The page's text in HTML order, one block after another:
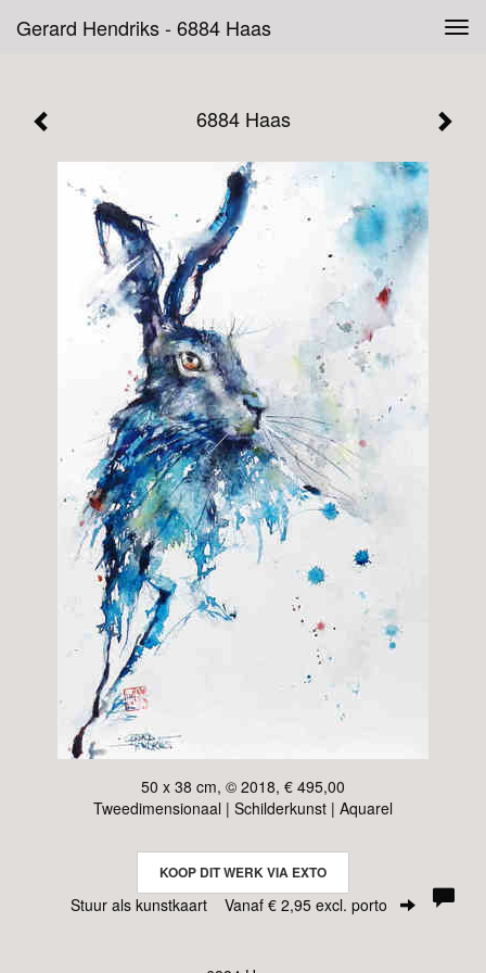
Gerard Hendriks - 6884 Haas
6884 Haas
50 x 38 cm, © 2018, € 495,00
Tweedimensionaal | Schilderkunst | Aquarel
KOOP DIT WERK VIA EXTO
Stuur als kunstkaart Vanaf € 2,95 excl. porto